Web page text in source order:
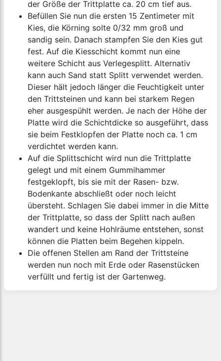
der Größe der Trittplatte ca. 20 cm tief aus.
Befüllen Sie nun die ersten 15 Zentimeter mit
Kies, die Körning solte 0/32 mm groß und
sandig sein. Danach stampfen Sie den Kies gut
fest. Auf die Kiesschicht kommt nun eine
weitere Schicht aus Verlegesplitt. Alternativ
kann auch Sand statt Splitt verwendet werden.
Dieser hält jedoch länger die Feuchtigkeit unter
den Trittsteinen und kann bei starkem Regen
eher ausgespühlt werden. Je nach der Höhe der
Platte wird die Schichtdicke so ausgeführt, dass
sie beim Festklopfen der Platte noch ca. 1 cm
verdichtet werden kann.
Auf die Splittschicht wird nun die Trittplatte
gelegt und mit einem Gummihammer
festgeklopft, bis sie mit der Rasen- bzw.
Bodenkante abschließt oder noch leicht
übersteht. Schlagen Sie dabei immer in die Mitte
der Trittplatte, so dass der Splitt nach außen
wandert und keine Hohlräume entstehen, sonst
können die Platten beim Begehen kippeln.
Die offenen Stellen am Rand der Trittsteine
werden nun noch mit Erde oder Rasenstücken
verfüllt und fertig ist der Gartenweg.